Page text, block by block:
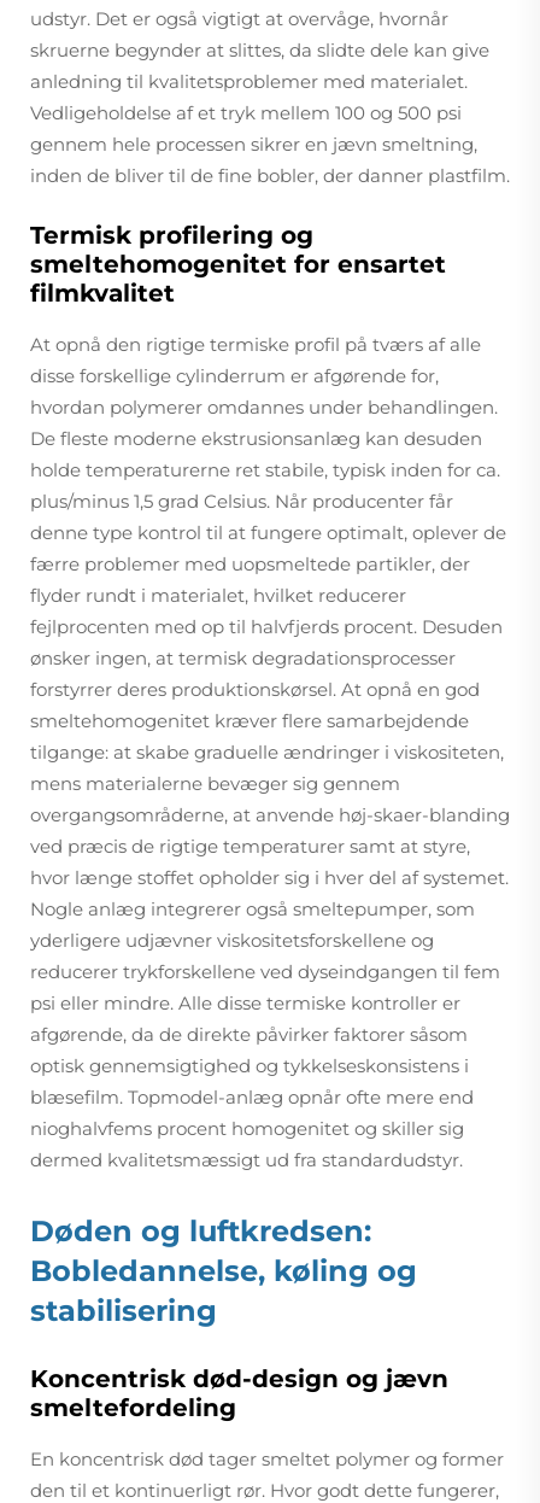
udstyr. Det er også vigtigt at overvåge, hvornår
skruerne begynder at slittes, da slidte dele kan give
anledning til kvalitetsproblemer med materialet.
Vedligeholdelse af et tryk mellem 100 og 500 psi
gennem hele processen sikrer en jævn smeltning,
inden de bliver til de fine bobler, der danner plastfilm.
Termisk profilering og
smeltehomogenitet for ensartet
filmkvalitet
At opnå den rigtige termiske profil på tværs af alle
disse forskellige cylinderrum er afgørende for,
hvordan polymerer omdannes under behandlingen.
De fleste moderne ekstrusionsanlæg kan desuden
holde temperaturerne ret stabile, typisk inden for ca.
plus/minus 1,5 grad Celsius. Når producenter får
denne type kontrol til at fungere optimalt, oplever de
færre problemer med uopsmeltede partikler, der
flyder rundt i materialet, hvilket reducerer
fejlprocenten med op til halvfjerds procent. Desuden
ønsker ingen, at termisk degradationsprocesser
forstyrrer deres produktionskørsel. At opnå en god
smeltehomogenitet kræver flere samarbejdende
tilgange: at skabe graduelle ændringer i viskositeten,
mens materialerne bevæger sig gennem
overgangsområderne, at anvende høj-skaer-blanding
ved præcis de rigtige temperaturer samt at styre,
hvor længe stoffet opholder sig i hver del af systemet.
Nogle anlæg integrerer også smeltepumper, som
yderligere udjævner viskositetsforskellene og
reducerer trykforskellene ved dyseindgangen til fem
psi eller mindre. Alle disse termiske kontroller er
afgørende, da de direkte påvirker faktorer såsom
optisk gennemsigtighed og tykkelseskonsistens i
blæsefilm. Topmodel-anlæg opnår ofte mere end
nioghalvfems procent homogenitet og skiller sig
dermed kvalitetsmæssigt ud fra standardudstyr.
Døden og luftkredsen:
Bobledannelse, køling og
stabilisering
Koncentrisk død-design og jævn
smeltefordeling
En koncentrisk død tager smeltet polymer og former
den til et kontinuerligt rør. Hvor godt dette fungerer,